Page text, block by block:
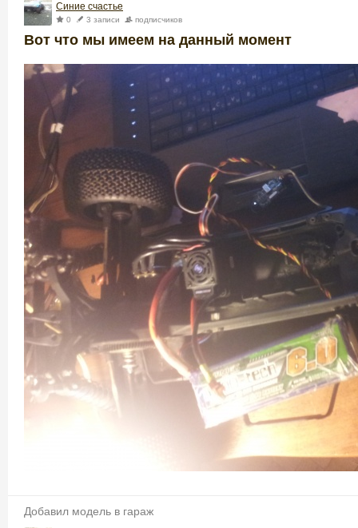
Синие счастье
0 3 записи подписчиков
Вот что мы имеем на данный момент
Добавил модель в гараж